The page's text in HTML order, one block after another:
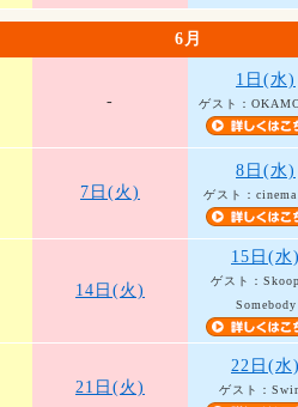
6月
-
1日(水)
ゲスト：
7日(火)
8日(水)
ゲスト：
14日(火)
15日(水
ゲスト：
Somebody
21日(火)
22日(水
ゲスト：